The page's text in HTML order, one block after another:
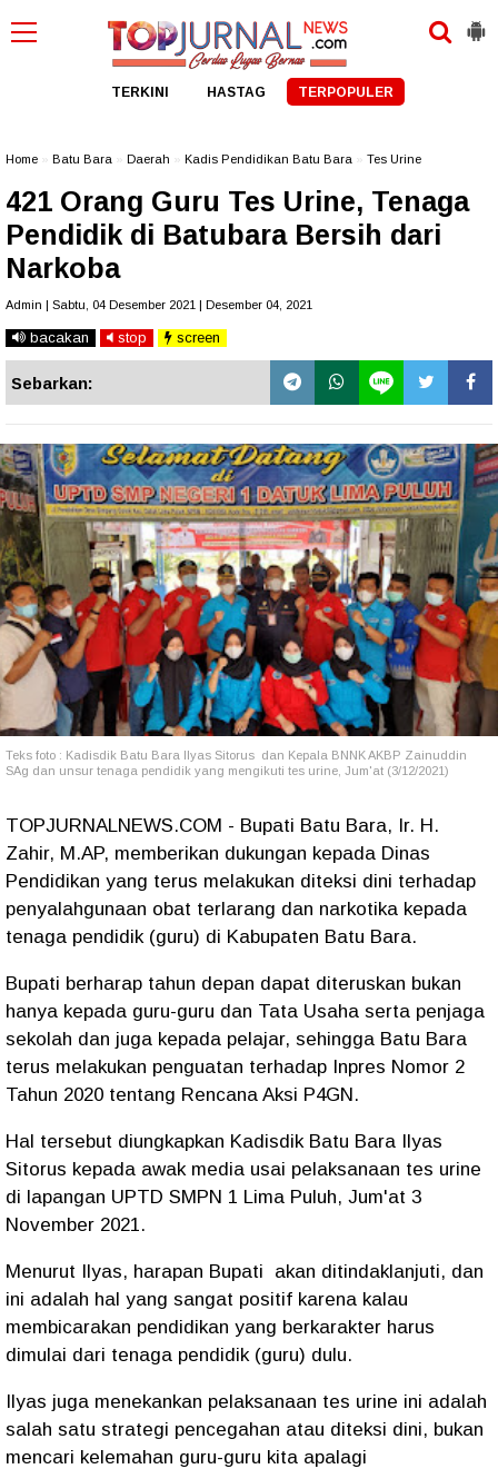
TERKINI HASTAG TERPOPULER
Home Batu Bara Daerah Kadis Pendidikan Batu Bara Tes Urine
421 Orang Guru Tes Urine, Tenaga
Pendidik di Batubara Bersih dari
Narkoba
Admin | Sabtu, 04 Desember 2021 | Desember 04, 2021
bacakan stop screen
Sebarkan:
Teks foto : Kadisdik Batu Bara Ilyas Sitorus dan Kepala BNNK AKBP Zainuddin
SAg dan unsur tenaga pendidik yang mengikuti tes urine, Jum'at (3/12/2021)
TOPJURNALNEWS.COM - Bupati Batu Bara, Ir. H.
Zahir, M.AP, memberikan dukungan kepada Dinas
Pendidikan yang terus melakukan diteksi dini terhadap
penyalahgunaan obat terlarang dan narkotika kepada
tenaga pendidik (guru) di Kabupaten Batu Bara.
Bupati berharap tahun depan dapat diteruskan bukan
hanya kepada guru-guru dan Tata Usaha serta penjaga
sekolah dan juga kepada pelajar, sehingga Batu Bara
terus melakukan penguatan terhadap Inpres Nomor 2
Tahun 2020 tentang Rencana Aksi P4GN.
Hal tersebut diungkapkan Kadisdik Batu Bara Ilyas
Sitorus kepada awak media usai pelaksanaan tes urine
di lapangan UPTD SMPN 1 Lima Puluh, Jum'at 3
November 2021.
Menurut Ilyas, harapan Bupati akan ditindaklanjuti, dan
ini adalah hal yang sangat positif karena kalau
membicarakan pendidikan yang berkarakter harus
dimulai dari tenaga pendidik (guru) dulu.
Ilyas juga menekankan pelaksanaan tes urine ini adalah
salah satu strategi pencegahan atau diteksi dini, bukan
mencari kelemahan guru-guru kita apalagi